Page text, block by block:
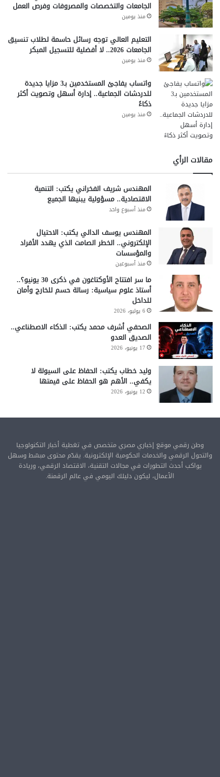
الجامعات والتخصصات والمصروفات وفرص العمل
منذ يومين
التعليم العالي توجه رسائل حاسمة لطلاب تنسيق
الجامعات 2026.. لا أفضلية للتسجيل المبكر
منذ يومين
واتساب يفاجئ المستخدمين بـ3 مزايا جديدة
للدردشات الجماعية.. إدارة أسهل وتصويت أكثر
ذكاءً
منذ يومين
مقالات الرأي
المهندس شريف الفخراني يكتب: التنمية
الاقتصادية.. مسؤولية يبنيها الجميع
منذ أسبوع واحد
المهندس يوسف الدالي يكتب: الاحتيال
الإلكتروني.. الخطر الصامت الذي يهدد الأفراد
والمؤسسات
منذ أسبوعين
ما سر افتتاح الأوكتاغون في ذكرى 30 يونيو؟..
أستاذ علوم سياسية: رسالة حسم للخارج وأمان
للداخل
6 يوليو، 2026
الصحفي أشرف محمد يكتب: الذكاء الاصطناعي..
الصديق العدو
17 يونيو، 2026
وليد خطاب يكتب: الحفاظ على السيولة لا
يكفي.. الأهم هو الحفاظ على قيمتها
12 يونيو، 2026
وطن رقمي موقع إخباري مصري متخصص في تغطية أخبار التكنولوجيا
والتحول الرقمي والخدمات الحكومية الإلكترونية. يقدّم محتوى مبسّط وسهل
يواكب أحدث التطورات في مجالات التقنية، الاقتصاد الرقمي، وريادة
الأعمال، ليكون دليلك اليومي في عالم الرقمنة.